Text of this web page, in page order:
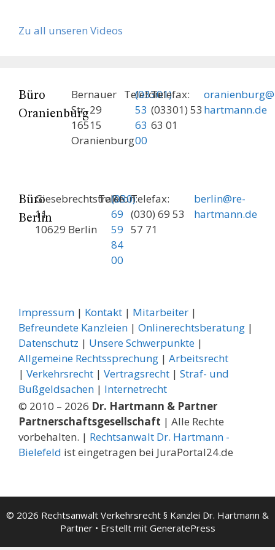
Zu all unseren Videos
Büro
Oranienburg
Bernauer
Str. 29
16515
Oranienburg
Telefon:
(03301)
53
63
00
Telefax:
(03301) 53
63 01
hartmann.de
Büro
Berlin
Giesebrechtstraße
11
10629 Berlin
Telefon:
(030)
69
59
84
00
Telefax:
(030) 69 53
57 71
berlin@re-
hartmann.de
Impressum | Kontakt | Mitarbeiter |
Befreundete Kanzleien | Onlinerechtsberatung |
Datenschutz | Unsere Schwerpunkte |
Allgemeine Rechtssprechung | ­ Arbeitsrecht
| Verkehrsrecht | Vertragsrecht | Straf- und
Bußgeldsachen | Internetrecht
© 2010 – 2026 Dr. Hartmann & Partner
Partnerschaftsgesellschaft | Alle Rechte
vorbehalten. | Rechtsanwalt Dr. Hartmann -
Bielefeld ist eingetragen bei JuraPortal24.de
© 2026 Rechtsanwalt Verkehrsrecht § Kanzlei Dr. Hartmann &
Partner• Erstellt mit GeneratePress